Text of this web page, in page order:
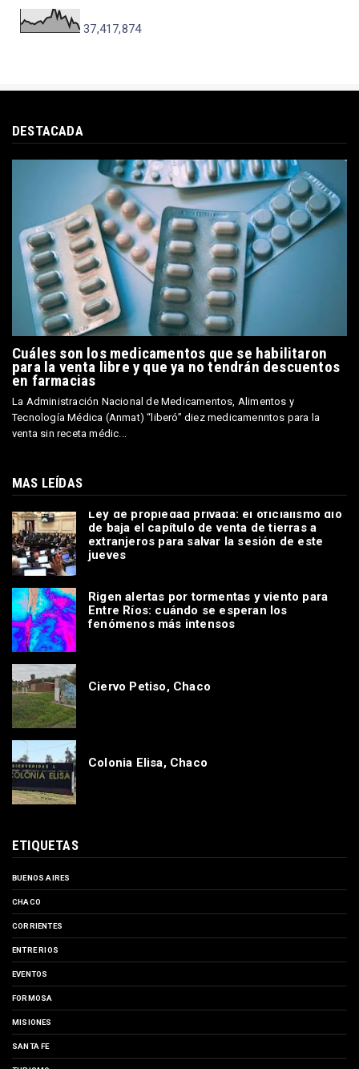
37,417,874
DESTACADA
Cuáles son los medicamentos que se habilitaron
para la venta libre y que ya no tendrán descuentos
en farmacias
La Administración Nacional de Medicamentos, Alimentos y
Tecnología Médica (Anmat) “liberó” diez medicamenntos para la
venta sin receta médic...
MAS LEÍDAS
Ley de propiedad privada: el oficialismo dio
de baja el capítulo de venta de tierras a
extranjeros para salvar la sesión de este
jueves
Rigen alertas por tormentas y viento para
Entre Ríos: cuándo se esperan los
fenómenos más intensos
Ciervo Petiso, Chaco
Colonia Elisa, Chaco
ETIQUETAS
BUENOS AIRES
CHACO
CORRIENTES
ENTRE RIOS
EVENTOS
FORMOSA
MISIONES
SANTA FE